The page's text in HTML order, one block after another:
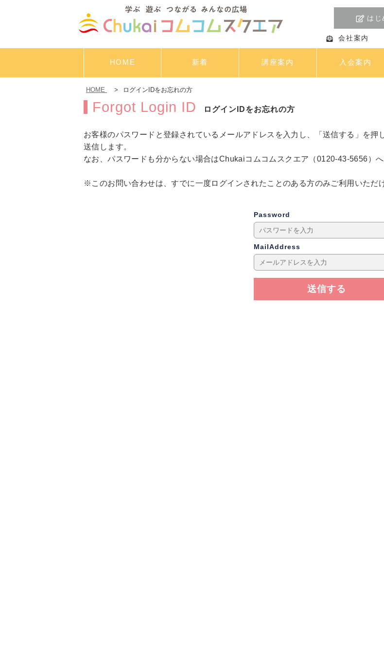
はじ
会社案内
HOME 新着 講座案内 入会案内
HOME > ログインIDをお忘れの方
Forgot Login ID ログインIDをお忘れの方
お客様のパスワードと登録されているメールアドレスを入力し、「送信する」を
送信します。
なお、パスワードも分からない場合はChukaiコムコムスクエア（0120-43-5656）へ
※このお問い合わせは、すでに一度ログインされたことのある方のみご利用いただ
Password
MailAddress